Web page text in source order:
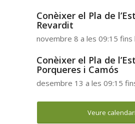
Conèixer el Pla de
Revardit
novembre 8 a les 09:15 fins
Conèixer el Pla de
Porqueres i Camós
desembre 13 a les 09:15
Veure calendari